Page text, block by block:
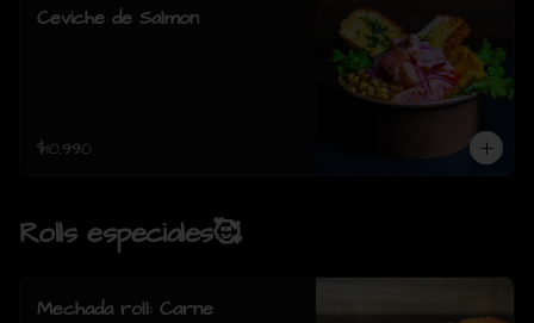
Ceviche de Salmon
$10.990
Rolls especiales🥰
Mechada roll: Carne